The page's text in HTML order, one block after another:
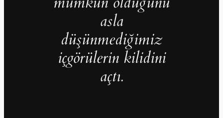
asla
düşünmediğimiz
içgörülerin kilidini
açtı.